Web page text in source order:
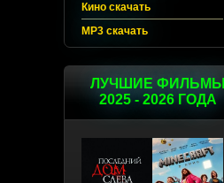
Кино скачать
MP3 скачать
ЛУЧШИЕ ФИЛЬМЫ
2025 - 2026 ГОДА